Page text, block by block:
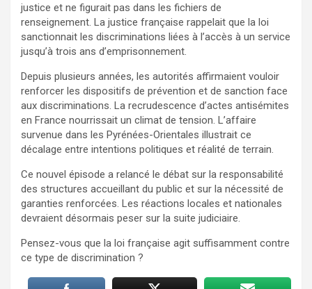
justice et ne figurait pas dans les fichiers de
renseignement. La justice française rappelait que la loi
sanctionnait les discriminations liées à l’accès à un service
jusqu’à trois ans d’emprisonnement.
Depuis plusieurs années, les autorités affirmaient vouloir
renforcer les dispositifs de prévention et de sanction face
aux discriminations. La recrudescence d’actes antisémites
en France nourrissait un climat de tension. L’affaire
survenue dans les Pyrénées-Orientales illustrait ce
décalage entre intentions politiques et réalité de terrain.
Ce nouvel épisode a relancé le débat sur la responsabilité
des structures accueillant du public et sur la nécessité de
garanties renforcées. Les réactions locales et nationales
devraient désormais peser sur la suite judiciaire.
Pensez-vous que la loi française agit suffisamment contre
ce type de discrimination ?